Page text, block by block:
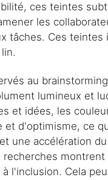
ces teintes
les
tâches. Ces
au
lumineux et
et idées, les
et d'optimisme, ce
une accélération
recherches
l'inclusion. Cela